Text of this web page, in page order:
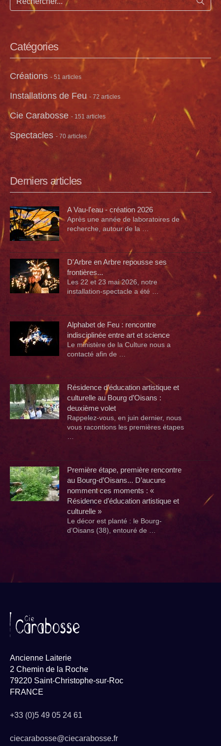
Catégories
Créations - 51 articles
Installations de Feu - 72 articles
Cie Carabosse - 151 articles
Spectacles - 70 articles
Derniers articles
A Vau-l'eau - création 2026
Après une année de laboratoires de
recherche, autour de la …
D'Arbre en Arbre repousse ses
frontières...
Les 22 et 23 mai 2026, notre
installation-spectacle a été …
Alphabet de Feu : rencontre
indisciplinée entre art et science
Le ministère de la Culture nous a
contacté afin de …
Résidence d’éducation artistique et
culturelle au Bourg d’Oisans :
deuxième volet
Rappelez-vous, en juin dernier, nous
vous racontions les premières étapes
Première étape, première rencontre
au Bourg-d’Oisans... D’aucuns
nomment ces moments : «
Résidence d’éducation artistique et
culturelle »
Le décor est planté : le Bourg-
d’Oisans (38), entouré de …
Ancienne Laiterie
2 Chemin de la Roche
79220 Saint-Christophe-sur-Roc
FRANCE
+33 (0)5 49 05 24 61
ciecarabosse@ciecarabosse.fr